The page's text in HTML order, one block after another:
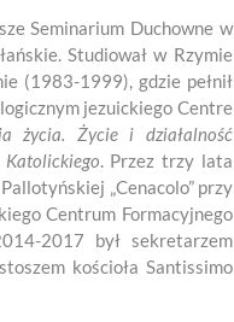
Seminarium Duchowne w
Studiował w Rzymie
(1983-1999), gdzie pełnił
jezuickiego Centre
życia. Życie i działalność
. Przez trzy lata
„Cenacolo” przy
Centrum Formacyjnego
2017 był sekretarzem
kościoła Santissimo